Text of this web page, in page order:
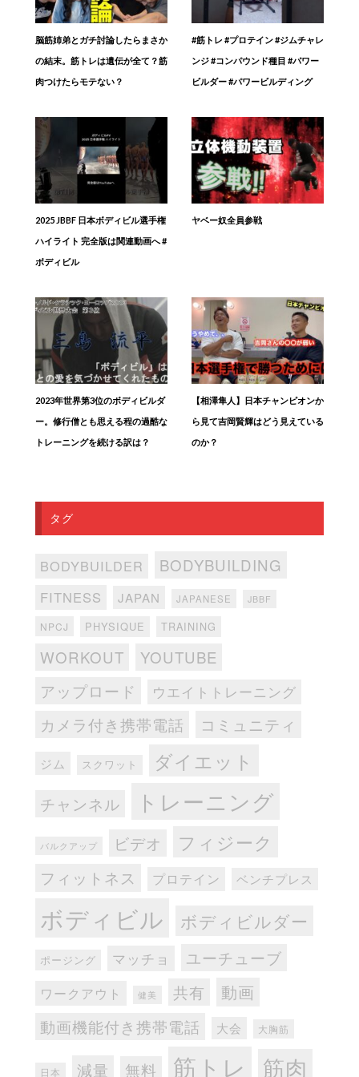
脳筋姉弟とガチ討論したらまさか
の結末。筋トレは遺伝が全て？筋
肉つけたらモテない？
#筋トレ #プロテイン #ジムチャレ
ンジ #コンパウンド種目 #パワー
ビルダー #パワービルディング
2025 JBBF 日本ボディビル選手権
ハイライト 完全版は関連動画へ #
ボディビル
ヤベー奴全員参戦
2023年世界第3位のボディビルダ
ー。修行僧とも思える程の過酷な
トレーニングを続ける訳は？
【相澤隼人】日本チャンピオンか
ら見て吉岡賢輝はどう見えている
のか？
タグ
BODYBUILDER BODYBUILDING
FITNESS JAPAN JAPANESE JBBF
NPCJ PHYSIQUE TRAINING
WORKOUT
YOUTUBE
アップロード
ウエイトトレーニング
カメラ付き携帯電話 コミュニティ
ジム スクワット ダイエット
チャンネル トレーニング
バルクアップ ビデオ フィジーク
フィットネス プロテイン ベンチプレス
ボディビル ボディビルダー
ポージング マッチョ ユーチューブ
ワークアウト 健美 共有 動画
動画機能付き携帯電話 大会 大胸筋
日本 減量 無料 筋トレ 筋肉